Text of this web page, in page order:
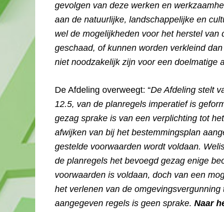
gevolgen van deze werken en
aan de natuurlijke, landschappelijke en
wel de mogelijkheden voor het herstel
geschaad, of kunnen worden verkleind
niet noodzakelijk zijn voor een doelmatige
De Afdeling overweegt: “De Afdeling stelt
12.5, van de planregels imperatief is
gezag sprake is van een verplichting tot
afwijken van bij het bestemmingsplan
gestelde voorwaarden wordt voldaan.
de planregels het bevoegd gezag enige
voorwaarden is voldaan, doch van een
het verlenen van de
aangegeven regels is geen sprake. Naar